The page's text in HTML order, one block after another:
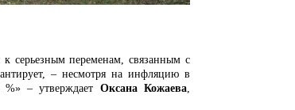
переменам, связанным с
– несмотря на инфляцию в
– утверждает Оксана Кожаева,